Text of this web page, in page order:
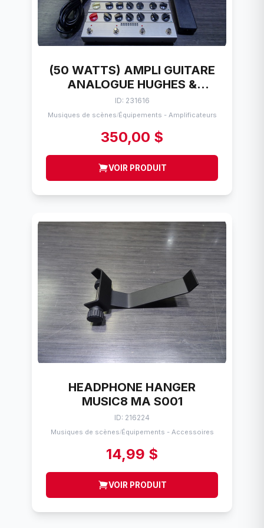
(50 WATTS) AMPLI GUITARE
ANALOGUE HUGHES &
KETTNER AMP MAN
CLASSIC
ID: 231616
Musiques de scènes/Équipements - Amplificateurs
350,00 $
VOIR PRODUIT
HEADPHONE HANGER
MUSIC8 MA S001
ID: 216224
Musiques de scènes/Équipements - Accessoires
14,99 $
VOIR PRODUIT